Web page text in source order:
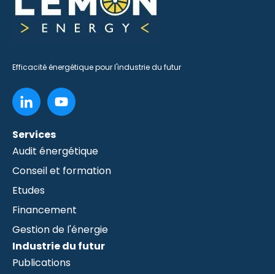
Efficacité énergétique pour l'industrie du futur
Services
Audit énergétique
Conseil et formation
Etudes
Financement
Gestion de l'énergie
Industrie du futur
Publications